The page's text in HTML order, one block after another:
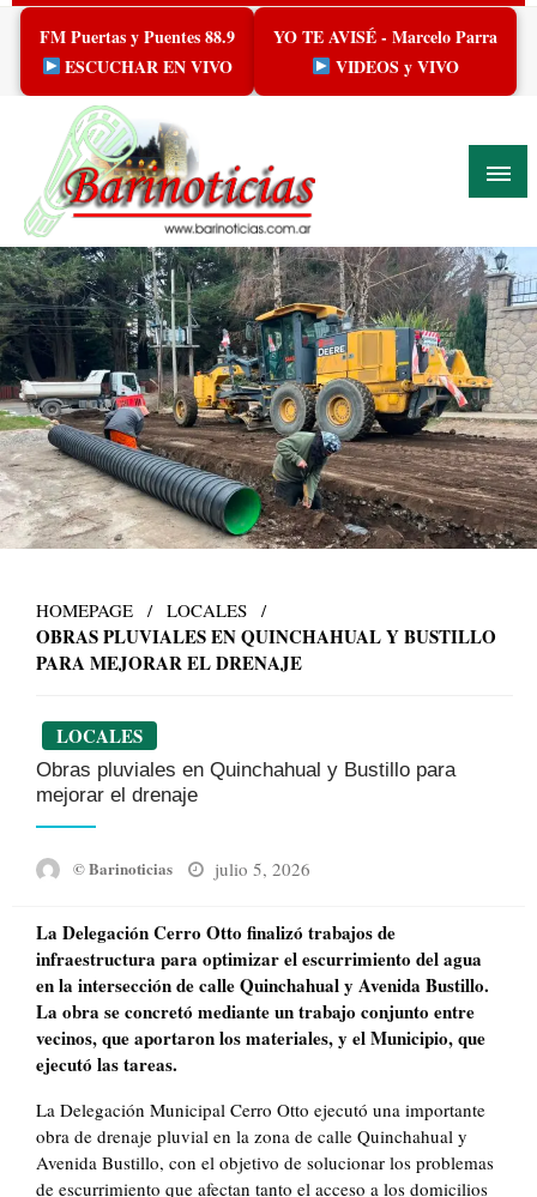
Skip
content
FM Puertas y Puentes 88.9
ESCUCHAR EN VIVO
YO TE AVISÉ - Marcelo Parra
VIDEOS y VIVO
HOMEPAGE LOCALES
OBRAS PLUVIALES EN QUINCHAHUAL Y BUSTILLO
PARA MEJORAR EL DRENAJE
LOCALES
Obras pluviales en Quinchahual y Bustillo para
mejorar el drenaje
© Barinoticias
Posted
julio 5, 2026
La Delegación Cerro Otto finalizó trabajos de
infraestructura para optimizar el escurrimiento del agua
en la intersección de calle Quinchahual y Avenida Bustillo.
La obra se concretó mediante un trabajo conjunto entre
vecinos, que aportaron los materiales, y el Municipio, que
ejecutó las tareas.
La Delegación Municipal Cerro Otto ejecutó una importante
obra de drenaje pluvial en la zona de calle Quinchahual y
Avenida Bustillo, con el objetivo de solucionar los problemas
de escurrimiento que afectan tanto el acceso a los domicilios